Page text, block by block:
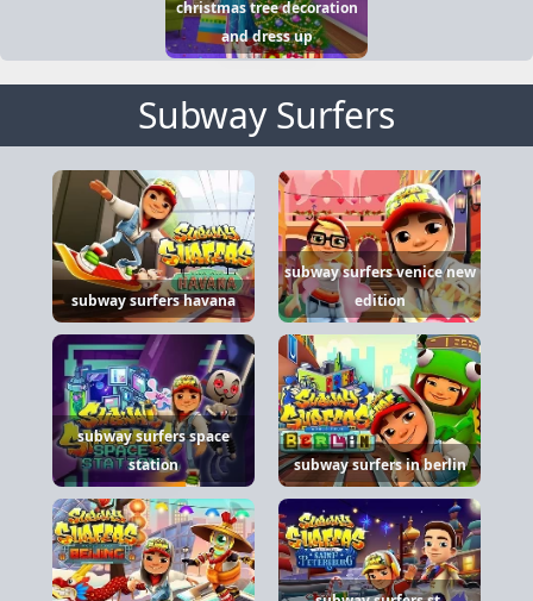
christmas tree decoration
and dress up
Subway Surfers
subway surfers havana
subway surfers venice new
edition
subway surfers space
station
subway surfers in berlin